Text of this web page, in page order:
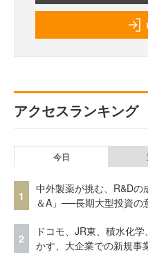
アクセスランキング
今日
1
中外製薬が挑む、R&D
＆A」──長期大型投資の
2
ドコモ、JR東、積水化
かす、大企業での新規事